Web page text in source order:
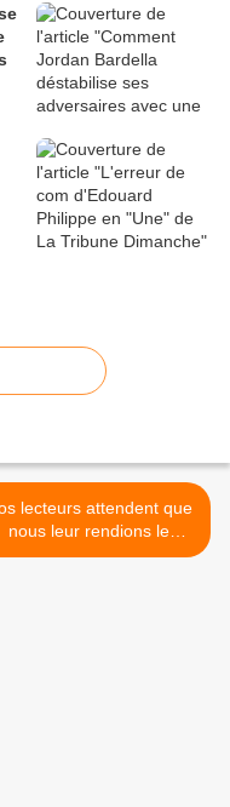
lecteurs attendent que
nous leur rendions le
monde compréhensible >